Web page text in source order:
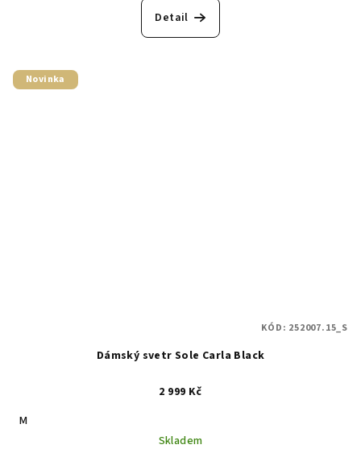
Detail
Novinka
Dámský svetr Sole Carla Black
2 999 Kč
M
Skladem
KÓD: 252007.15_S